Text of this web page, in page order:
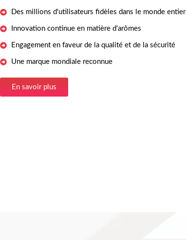
Des millions d'utilisateurs fidèles dans le monde entier
Innovation continue en matière d'arômes
Engagement en faveur de la qualité et de la sécurité
Une marque mondiale reconnue
En savoir plus